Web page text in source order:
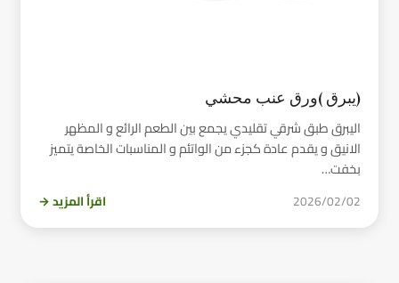
(يبرق )ورق عنب محشي
اليبرق طبق شرقي تقليدي يجمع بين الطعم الرائع و المظهر
الانيق و يقدم عادة كجزء من الواتئم و المناسبات الخاصة يتميز
بخفت…
2026/02/02 اقرأ المزيد →